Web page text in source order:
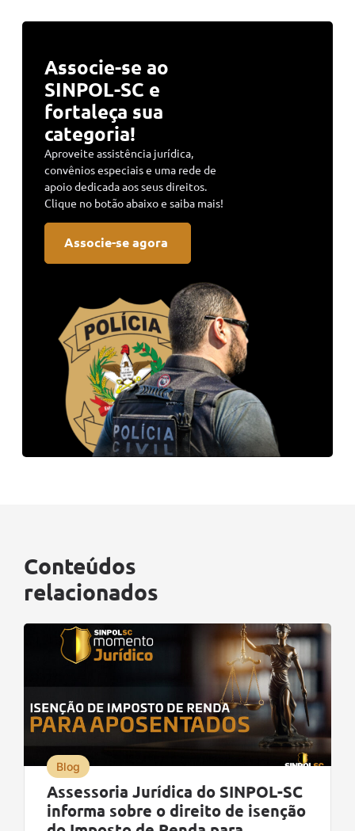
Associe-se ao
SINPOL-SC e
fortaleça sua
categoria!
Aproveite assistência jurídica,
convênios especiais e uma rede de
apoio dedicada aos seus direitos.
Clique no botão abaixo e saiba mais!
Associe-se agora
Conteúdos
relacionados
Blog
Assessoria Jurídica do SINPOL-SC
informa sobre o direito de isenção